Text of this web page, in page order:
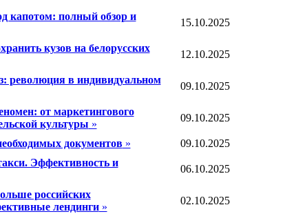
капотом: полный обзор и
15.10.2025
кузов на белорусских
12.10.2025
революция в индивидуальном
09.10.2025
от маркетингового
культуры »
09.10.2025
документов»
09.10.2025
Эффективность и
06.10.2025
российских
лендинги»
02.10.2025